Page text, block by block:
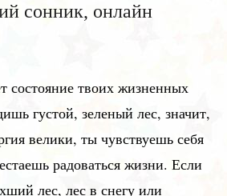
сонник, онлайн
состояние твоих жизненных
густой, зеленый лес, значит,
велики, ты чувствуешь себя
радоваться жизни. Если
лес, лес в снегу или